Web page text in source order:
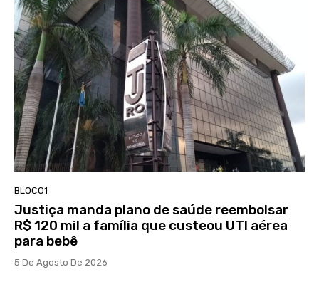
BLOCO1
Justiça manda plano de saúde reembolsar
R$ 120 mil a família que custeou UTI aérea
para bebê
5 De Agosto De 2026